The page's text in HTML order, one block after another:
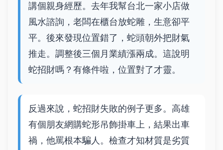
講個親身經歷。去年我幫台北一家小店做
風水諮詢，老闆在櫃台放蛇雕，生意卻平
平。後來發現位置錯了，蛇頭朝外把財氣
推走。調整後三個月業績漲兩成。這說明
蛇招財嗎？有條件啦，位置對了才靈。
反過來說，蛇招財失敗的例子更多。高雄
有個朋友網購蛇形吊飾掛車上，結果出車
禍，他罵根本騙人。檢查才知材質是劣質